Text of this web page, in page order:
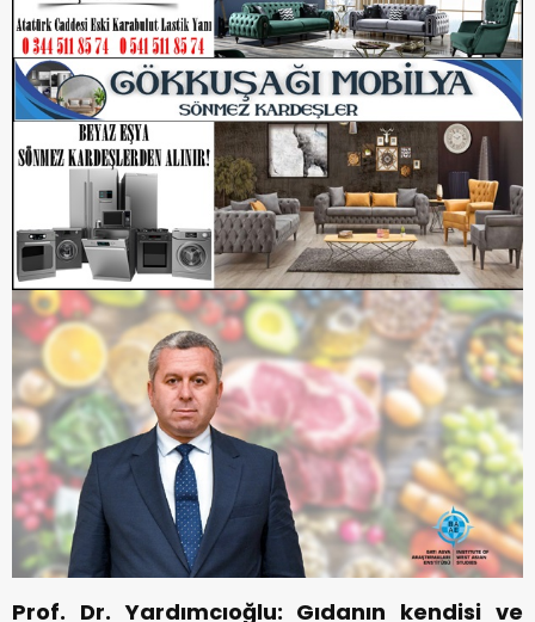
Prof. Dr. Yardımcıoğlu: Gıdanın kendisi ve